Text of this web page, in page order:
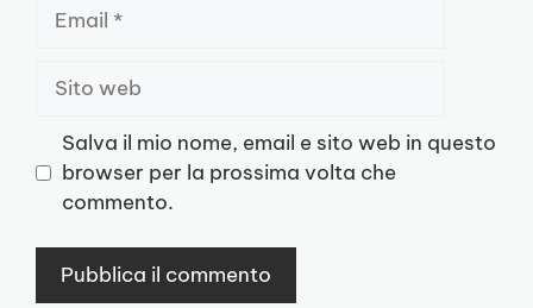
Sito
web
Salva il mio nome, email e sito web in questo
browser per la prossima volta che
commento.